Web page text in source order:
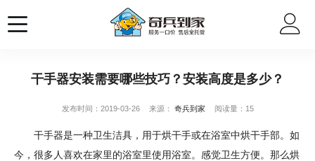
干手器安装需要哪些技巧？安装高度是多少？
发布时间：2019-03-26 来源： 奇兵到家 阅读量：15
干手器是一种卫生洁具，用于烘干手或在浴室中烘干手部。如
今，很多人喜欢在家里的浴室里使用浴室。感觉卫生方便。那么烘